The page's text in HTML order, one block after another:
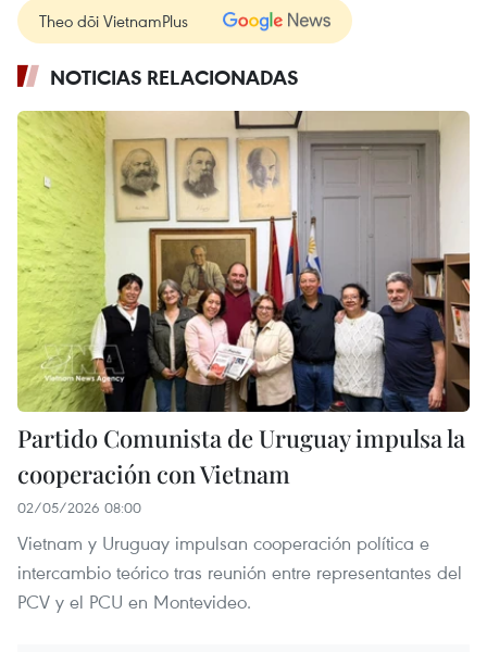
Theo dõi VietnamPlus
NOTICIAS RELACIONADAS
Partido Comunista de Uruguay impulsa la
cooperación con Vietnam
02/05/2026 08:00
Vietnam y Uruguay impulsan cooperación política e
intercambio teórico tras reunión entre representantes del
PCV y el PCU en Montevideo.